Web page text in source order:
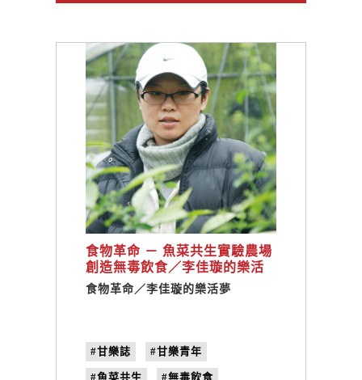
食物革命 － 魚菜共生實驗農場
創造無毒飲食／李佳璇的樂活
夢
食物革命／李佳璇的樂活夢
#甘樂誌 #甘樂青年
#魚菜共生 #無毒飲食